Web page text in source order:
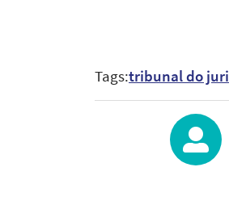
Tags:tribunal do juri